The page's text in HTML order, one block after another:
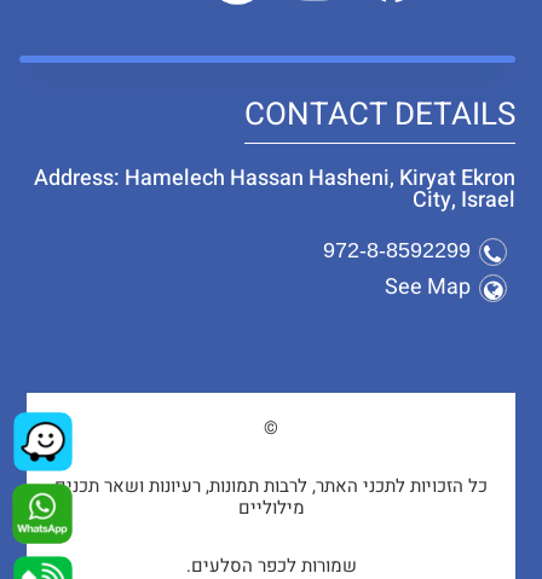
CONTACT DETAILS
Address: Hamelech Hassan Hasheni, Kiryat Ekron
City, Israel
972-8-8592299
See Map
©
כל הזכויות לתכני האתר, לרבות תמונות, רעיונות ושאר תכנים
מילוליים
שמורות לכפר הסלעים.